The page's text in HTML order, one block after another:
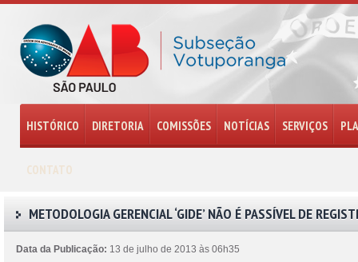
HISTÓRICO DIRETORIA COMISSÕES NOTÍCIAS SERVIÇOS
CONTATO
METODOLOGIA GERENCIAL ‘GIDE’ NÃO É PASSÍVEL DE
Data da Publicação: 13 de julho de 2013 às 06h35